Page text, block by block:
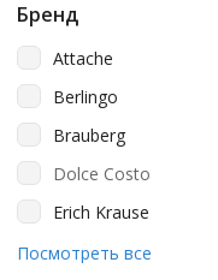
Бренд
Attache
Berlingo
Brauberg
Dolce Costo
Erich Krause
Esselte
Посмотреть все